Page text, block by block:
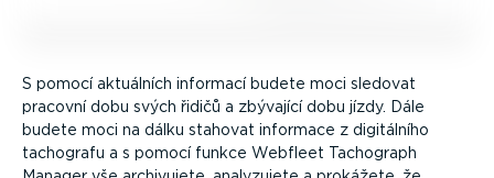
S pomocí aktuálních informací budete moci sledovat
pracovní dobu svých řidičů a zbývající dobu jízdy. Dále
budete moci na dálku stahovat informace z digitálního
tachografu a s pomocí funkce Webfleet Tachograph